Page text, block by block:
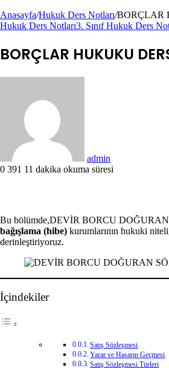
Anasayfa/Hukuk Ders Notları/BORÇLAR
Hukuk Ders Notları3. Sınıf Hukuk Ders
BORÇLAR HUKUKU
admin
0 391 11 dakika okuma süresi
Bu bölümde,DEVİR BORCU DOĞURAN
bağışlama (hibe) kurumlarının hukuki
derinleştiriyoruz.
İçindekiler
Satış Sözleşmesi
Yarar ve Hasarın Geçmesi
Satış Sözleşmesi Türleri